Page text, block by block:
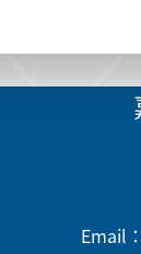
Email：